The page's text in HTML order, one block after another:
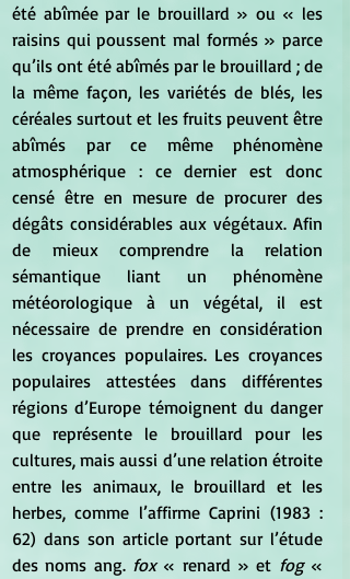
été abîmée par le brouillard » ou « les
raisins qui poussent mal formés » parce
qu’ils ont été abîmés par le brouillard ; de
la même façon, les variétés de blés, les
céréales surtout et les fruits peuvent être
abîmés par ce même phénomène
atmosphérique : ce dernier est donc
censé être en mesure de procurer des
dégâts considérables aux végétaux. Afin
de mieux comprendre la relation
sémantique liant un phénomène
météorologique à un végétal, il est
nécessaire de prendre en considération
les croyances populaires. Les croyances
populaires attestées dans différentes
régions d’Europe témoignent du danger
que représente le brouillard pour les
cultures, mais aussi d’une relation étroite
entre les animaux, le brouillard et les
herbes, comme l’affirme Caprini (1983 :
62) dans son article portant sur l’étude
des noms ang. fox « renard » et fog «